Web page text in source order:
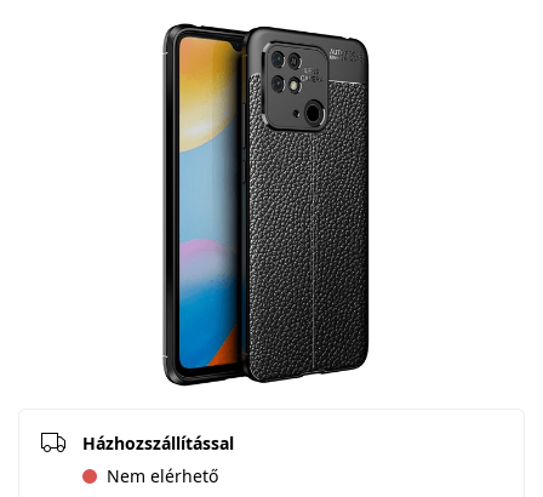
Házhozszállítással
Nem elérhető